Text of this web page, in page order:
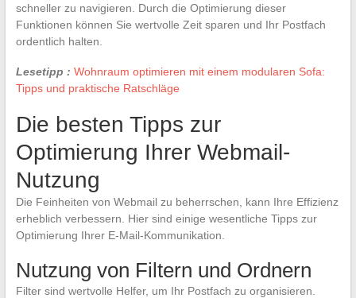
schneller zu navigieren. Durch die Optimierung dieser
Funktionen können Sie wertvolle Zeit sparen und Ihr Postfach
ordentlich halten.
Lesetipp : Wohnraum optimieren mit einem modularen Sofa:
Tipps und praktische Ratschläge
Die besten Tipps zur
Optimierung Ihrer Webmail-
Nutzung
Die Feinheiten von Webmail zu beherrschen, kann Ihre Effizienz
erheblich verbessern. Hier sind einige wesentliche Tipps zur
Optimierung Ihrer E-Mail-Kommunikation.
Nutzung von Filtern und Ordnern
Filter sind wertvolle Helfer, um Ihr Postfach zu organisieren.